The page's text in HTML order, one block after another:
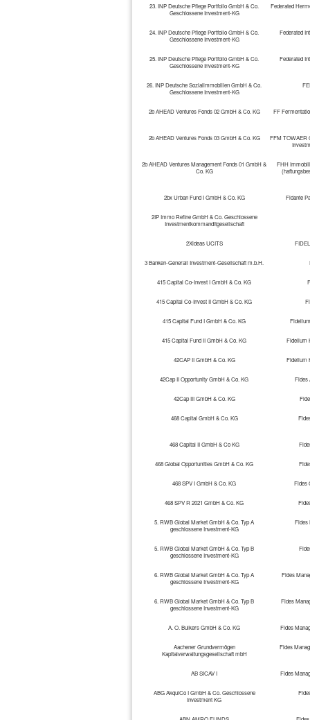
23. INP Deutsche Pflege Portfolio GmbH & Co.
Geschlossene Investment-KG
Federated
24. INP Deutsche Pflege Portfolio GmbH & Co.
Geschlossene Investment-KG
Federated
25. INP Deutsche Pflege Portfolio GmbH & Co.
Geschlossene Investment-KG
Federated
26. INP Deutsche Sozialimmobilien GmbH & Co.
Geschlossene Investment-KG
2b AHEAD Ventures Fonds 02 GmbH & Co. KG FF
2b AHEAD Ventures Fonds 03 GmbH & Co. KG
FFM TOWAER
2b AHEAD Ventures Management Fonds 01 GmbH &
Co. KG
FHH
2bx Urban Fund I GmbH & Co. KG Fidante
2IP Immo Refine GmbH & Co. Geschlossene
Investmentkommanditgesellschaft
2Xideas UCITS
3 Banken-Generali Investment-Gesellschaft m.b.H.
415 Capital Co-Invest I GmbH & Co. KG
415 Capital Co-Invest II GmbH & Co. KG
415 Capital Fund I GmbH & Co. KG
415 Capital Fund II GmbH & Co. KG Fidelium
42CAP II GmbH & Co. KG Fidelium
42Cap II Opportunity GmbH & Co. KG Fides
42Cap III GmbH & Co. KG
468 Capital GmbH & Co. KG
468 Capital II GmbH & Co KG
468 Global Opportunities GmbH & Co. KG
468 SPV I GmbH & Co. KG Fides
468 SPV R 2021 GmbH & Co. KG
5. RWB Global Market GmbH & Co. Typ A
geschlossene Investment-KG
Fides
5. RWB Global Market GmbH & Co. Typ B
geschlossene Investment-KG
6. RWB Global Market GmbH & Co. Typ A
geschlossene Investment-KG
Fides
6. RWB Global Market GmbH & Co. Typ B
geschlossene Investment-KG
Fides
A. O. Bulkers GmbH & Co. KG Fides
Aachener Grundvermögen
Kapitalverwaltungsgesellschaft mbH
Fides
AB SICAV I Fides
ABG AkquiCo I GmbH & Co. Geschlossene
Investment KG